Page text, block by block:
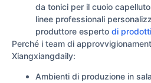
da tonici per il cuoio
linee professionali
produttore esperto di
Perché i team di
Xiangxiangdaily:
Ambienti di produzione in